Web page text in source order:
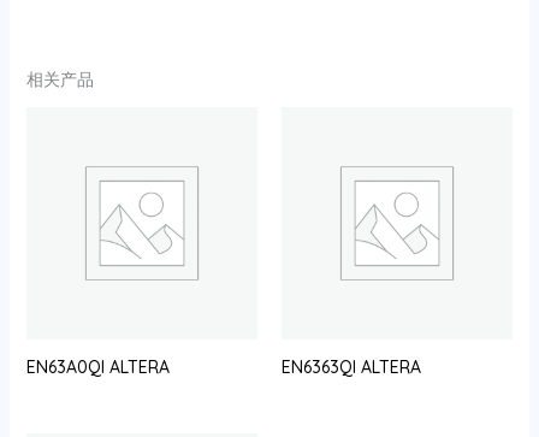
相关产品
EN63A0QI ALTERA EN6363QI ALTERA